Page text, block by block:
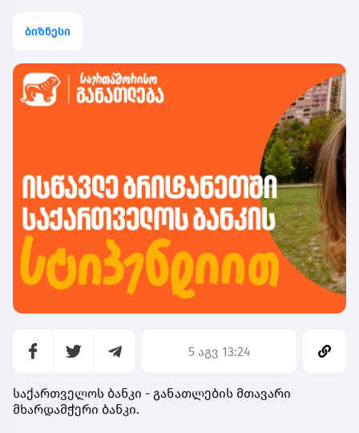
ბიზნესი
5 აგვ 13:24
საქართველოს ბანკი - განათლების მთავარი
მხარდამჭერი ბანკი.